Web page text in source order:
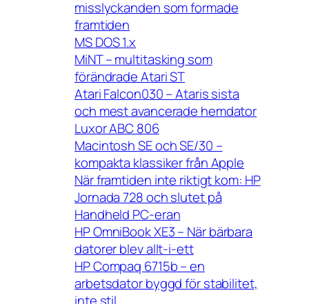
misslyckanden som formade
framtiden
MS DOS 1.x
MiNT – multitasking som
förändrade Atari ST
Atari Falcon030 – Ataris sista
och mest avancerade hemdator
Luxor ABC 806
Macintosh SE och SE/30 –
kompakta klassiker från Apple
När framtiden inte riktigt kom: HP
Jornada 728 och slutet på
Handheld PC-eran
HP OmniBook XE3 – När bärbara
datorer blev allt-i-ett
HP Compaq 6715b – en
arbetsdator byggd för stabilitet,
inte stil